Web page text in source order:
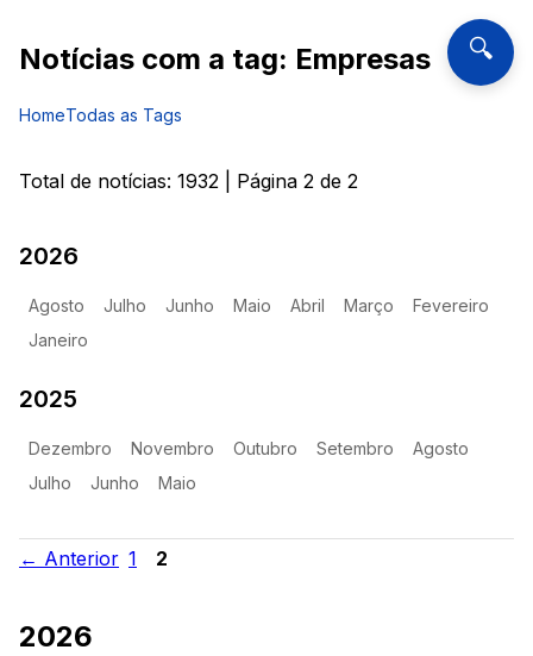
🔍
Notícias com a tag: Empresas
HomeTodas as Tags
Total de notícias: 1932 | Página 2 de 2
2026
Agosto Julho Junho Maio Abril Março
Fevereiro
Janeiro
2025
Dezembro Novembro Outubro Setembro
Agosto
Julho
Junho Maio
← Anterior 1 2
2026